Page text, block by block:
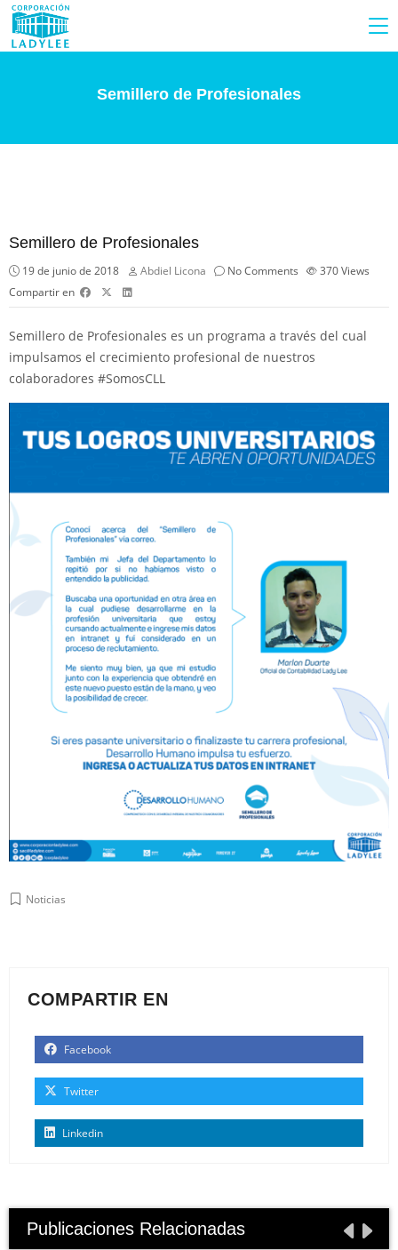
Semillero de Profesionales
Semillero de Profesionales
19 de junio de 2018 Abdiel Licona No Comments 370Views
Compartir en
Semillero de Profesionales es un programa a través del cual
impulsamos el crecimiento profesional de nuestros
colaboradores #SomosCLL
Noticias
COMPARTIR EN
Facebook
Twitter
Linkedin
Publicaciones Relacionadas